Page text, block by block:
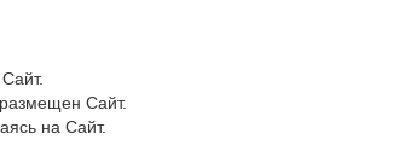
Сайт.
на Сайт.